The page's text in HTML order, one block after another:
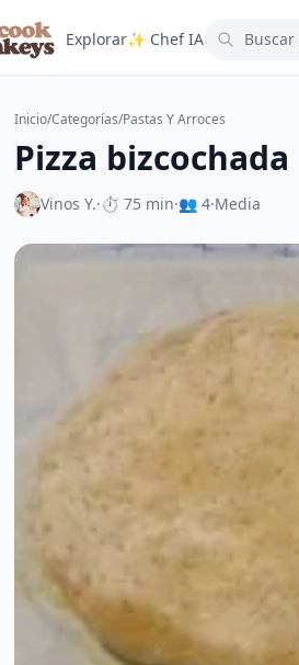
Explorar✨ Chef IA
Inicio/Categorías/Pastas Y Arroces
Pizza bizcochada
Vinos Y.·⏱ 75 min·👥 4·Media